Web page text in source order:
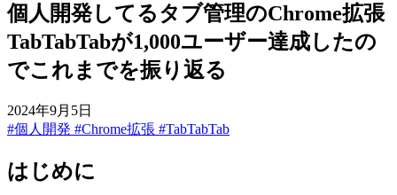
個人開発してるタブ管理のChrome拡張
TabTabTabが1,000ユーザー達成したの
でこれまでを振り返る
2024年9月5日
#個人開発 #Chrome拡張 #TabTabTab
はじめに